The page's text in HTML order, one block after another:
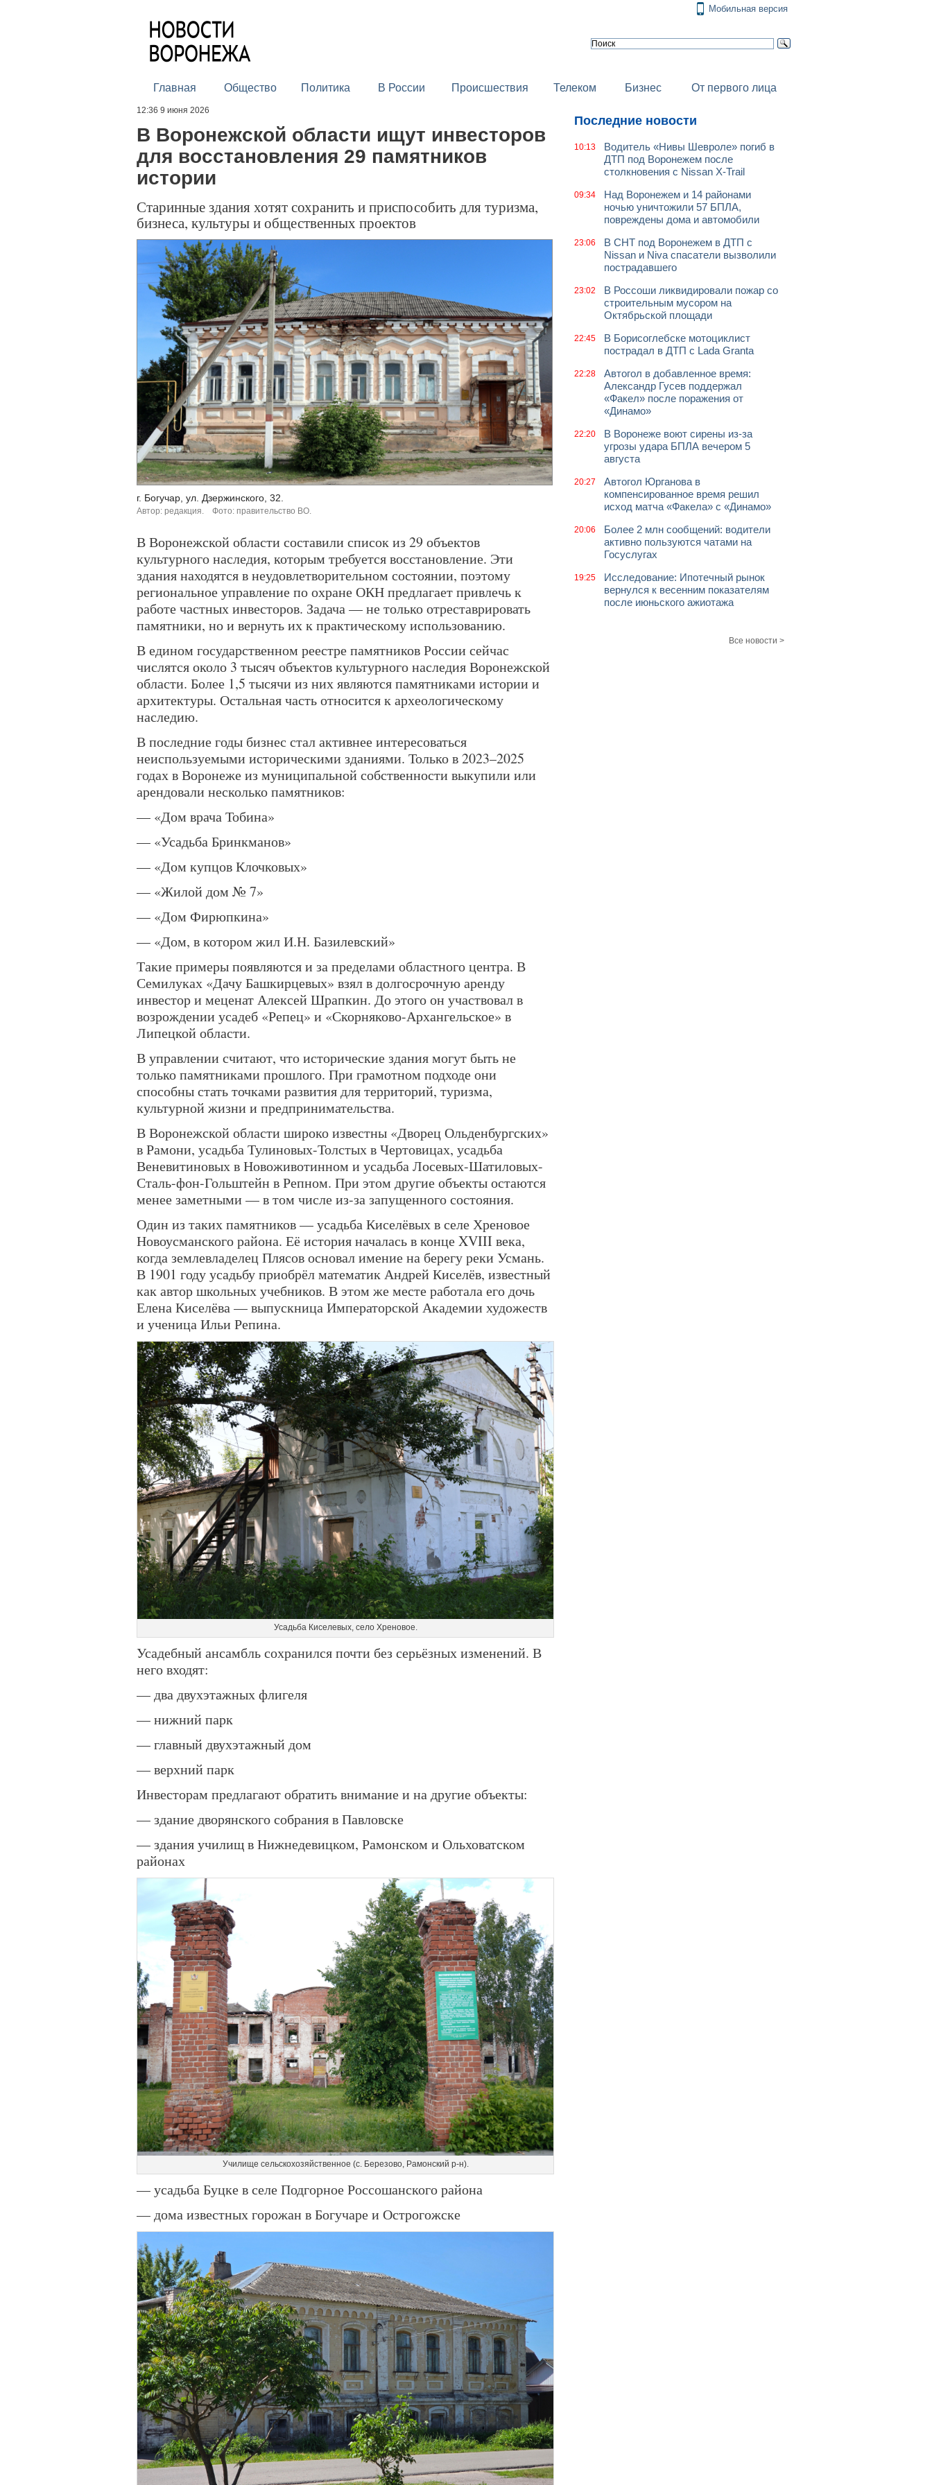
Мобильная версия
Главная Общество Политика В России Происшествия Телеком Бизнес От первого лица
12:36 9 июня 2026
В Воронежской области ищут инвесторов
для восстановления 29 памятников
истории
Старинные здания хотят сохранить и приспособить для туризма,
бизнеса, культуры и общественных проектов
г. Богучар, ул. Дзержинского, 32.
Автор: редакция. Фото: правительство ВО.
В Воронежской области составили список из 29 объектов
культурного наследия, которым требуется восстановление. Эти
здания находятся в неудовлетворительном состоянии, поэтому
региональное управление по охране ОКН предлагает привлечь к
работе частных инвесторов. Задача — не только отреставрировать
памятники, но и вернуть их к практическому использованию.
В едином государственном реестре памятников России сейчас
числятся около 3 тысяч объектов культурного наследия Воронежской
области. Более 1,5 тысячи из них являются памятниками истории и
архитектуры. Остальная часть относится к археологическому
наследию.
В последние годы бизнес стал активнее интересоваться
неиспользуемыми историческими зданиями. Только в 2023–2025
годах в Воронеже из муниципальной собственности выкупили или
арендовали несколько памятников:
— «Дом врача Тобина»
— «Усадьба Бринкманов»
— «Дом купцов Клочковых»
— «Жилой дом № 7»
— «Дом Фирюпкина»
— «Дом, в котором жил И.Н. Базилевский»
Такие примеры появляются и за пределами областного центра. В
Семилуках «Дачу Башкирцевых» взял в долгосрочную аренду
инвестор и меценат Алексей Шрапкин. До этого он участвовал в
возрождении усадеб «Репец» и «Скорняково-Архангельское» в
Липецкой области.
В управлении считают, что исторические здания могут быть не
только памятниками прошлого. При грамотном подходе они
способны стать точками развития для территорий, туризма,
культурной жизни и предпринимательства.
В Воронежской области широко известны «Дворец Ольденбургских»
в Рамони, усадьба Тулиновых-Толстых в Чертовицах, усадьба
Веневитиновых в Новоживотинном и усадьба Лосевых-Шатиловых-
Сталь-фон-Гольштейн в Репном. При этом другие объекты остаются
менее заметными — в том числе из-за запущенного состояния.
Один из таких памятников — усадьба Киселёвых в селе Хреновое
Новоусманского района. Её история началась в конце XVIII века,
когда землевладелец Плясов основал имение на берегу реки Усмань.
В 1901 году усадьбу приобрёл математик Андрей Киселёв, известный
как автор школьных учебников. В этом же месте работала его дочь
Елена Киселёва — выпускница Императорской Академии художеств
и ученица Ильи Репина.
Усадьба Киселевых, село Хреновое.
Усадебный ансамбль сохранился почти без серьёзных изменений. В
него входят:
— два двухэтажных флигеля
— нижний парк
— главный двухэтажный дом
— верхний парк
Инвесторам предлагают обратить внимание и на другие объекты:
— здание дворянского собрания в Павловске
— здания училищ в Нижнедевицком, Рамонском и Ольховатском
районах
Училище сельскохозяйственное (с. Березово, Рамонский р-н).
— усадьба Буцке в селе Подгорное Россошанского района
— дома известных горожан в Богучаре и Острогожске
Последние новости
10:13
Водитель «Нивы Шевроле» погиб в
ДТП под Воронежем после
столкновения с Nissan X-Trail
09:34
Над Воронежем и 14 районами
ночью уничтожили 57 БПЛА,
повреждены дома и автомобили
23:06
В СНТ под Воронежем в ДТП с
Nissan и Niva спасатели вызволили
пострадавшего
23:02
В Россоши ликвидировали пожар со
строительным мусором на
Октябрьской площади
22:45
В Борисоглебске мотоциклист
пострадал в ДТП с Lada Granta
22:28
Автогол в добавленное время:
Александр Гусев поддержал
«Факел» после поражения от
«Динамо»
22:20
В Воронеже воют сирены из-за
угрозы удара БПЛА вечером 5
августа
20:27
Автогол Юрганова в
компенсированное время решил
исход матча «Факела» с «Динамо»
20:06
Более 2 млн сообщений: водители
активно пользуются чатами на
Госуслугах
19:25
Исследование: Ипотечный рынок
вернулся к весенним показателям
после июньского ажиотажа
Все новости >